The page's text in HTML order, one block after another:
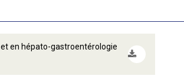
en hépato-gastroentérologie